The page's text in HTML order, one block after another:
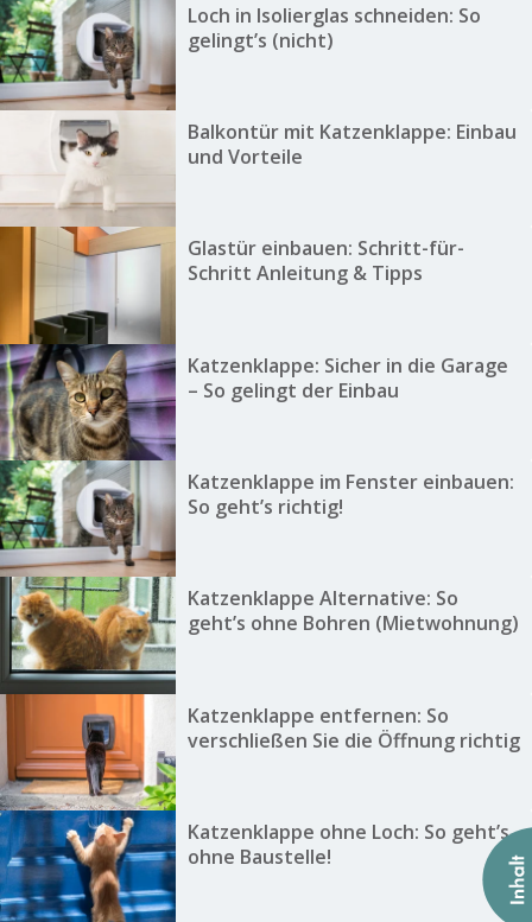
Loch in Isolierglas schneiden: So
gelingt’s (nicht)
Balkontür mit Katzenklappe: Einbau
und Vorteile
Glastür einbauen: Schritt-für-
Schritt Anleitung & Tipps
Katzenklappe: Sicher in die Garage
– So gelingt der Einbau
Katzenklappe im Fenster einbauen:
So geht’s richtig!
Katzenklappe Alternative: So
geht’s ohne Bohren (Mietwohnung)
Katzenklappe entfernen: So
verschließen Sie die Öffnung richtig
Katzenklappe ohne Loch: So geht’s
ohne Baustelle!